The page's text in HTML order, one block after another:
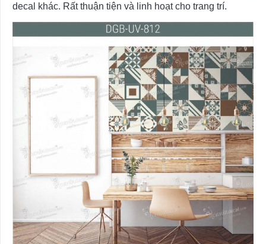
decal khác. Rất thuận tiện và linh hoạt cho trang trí.